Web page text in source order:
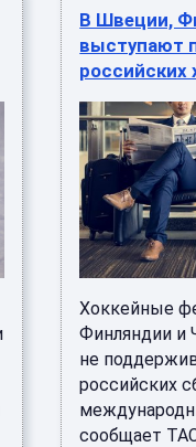
В Швеции,
выступают
российских
Хоккейные
Финляндии и
не
российских
сообщает